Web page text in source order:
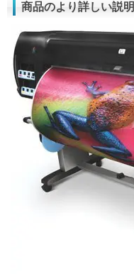
商品のより詳しい説明